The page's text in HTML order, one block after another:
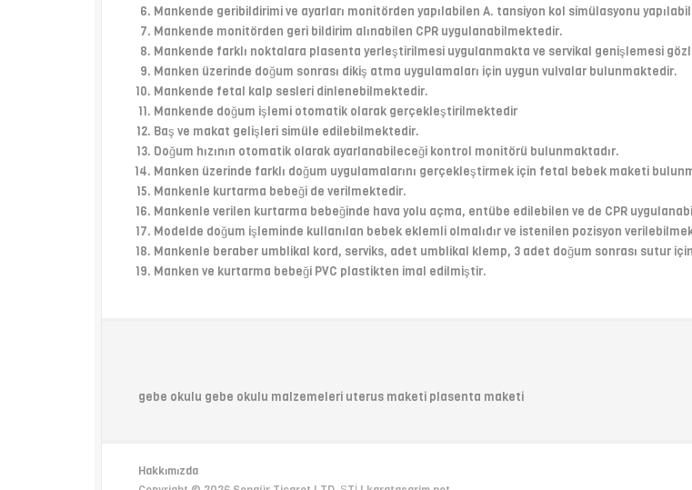
Mankende geribildirimi ve ayarları monitörden yapılabilen A. tansiyon kol simülasyonu
Mankende monitörden geri bildirim alınabilen CPR uygulanabilmektedir.
Mankende farklı noktalara plasenta yerleştirilmesi uygulanmakta ve servikal genişlemesi
Manken üzerinde doğum sonrası dikiş atma uygulamaları için uygun vulvalar bulunmaktedir.
Mankende fetal kalp sesleri dinlenebilmektedir.
Mankende doğum işlemi otomatik olarak gerçekleştirilmektedir
Baş ve makat gelişleri simüle edilebilmektedir.
Doğum hızının otomatik olarak ayarlanabileceği kontrol monitörü bulunmaktadır.
Manken üzerinde farklı doğum uygulamalarını gerçekleştirmek için fetal bebek maketi
Mankenle kurtarma bebeği de verilmektedir.
Mankenle verilen kurtarma bebeğinde hava yolu açma, entübe edilebilen ve de CPR
Modelde doğum işleminde kullanılan bebek eklemli olmalıdır ve istenilen pozisyon
Mankenle beraber umblikal kord, serviks, adet umblikal klemp, 3 adet doğum sonrası sutur
Manken ve kurtarma bebeği PVC plastikten imal edilmiştir.
gebe okulu gebe okulu malzemeleri uterus maketi plasenta maketi
Hakkımızda